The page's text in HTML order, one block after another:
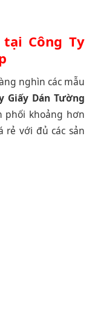
Công Ty
nghìn các mẫu
Giấy Dán Tường
phối khoảng hơn
rẻ với đủ các sản